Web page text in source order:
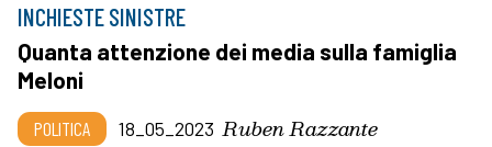
INCHIESTE SINISTRE
Quanta attenzione dei media sulla famiglia
Meloni
POLITICA 18_05_2023 Ruben Razzante